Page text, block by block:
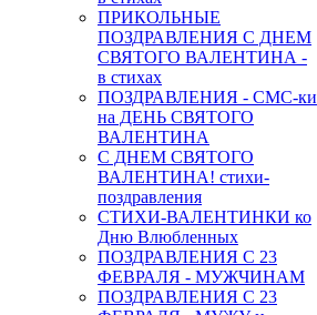
ПРИКОЛЬНЫЕ
ПОЗДРАВЛЕНИЯ С ДНЕМ
СВЯТОГО ВАЛЕНТИНА -
в стихах
ПОЗДРАВЛЕНИЯ - СМС-ки
на ДЕНЬ СВЯТОГО
ВАЛЕНТИНА
С ДНЕМ СВЯТОГО
ВАЛЕНТИНА! стихи-
поздравления
СТИХИ-ВАЛЕНТИНКИ ко
Дню Влюбленных
ПОЗДРАВЛЕНИЯ С 23
ФЕВРАЛЯ - МУЖЧИНАМ
ПОЗДРАВЛЕНИЯ С 23